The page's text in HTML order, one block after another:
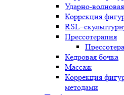
Ударно-
Коррекция
Прессотерапия
Кедровая бочка
Массаж
Коррекция
методами